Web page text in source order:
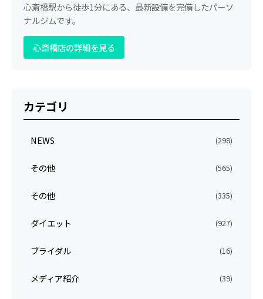
心斎橋駅から徒歩1分にある、最新設備を完備したパーソ
ナルジムです。
心斎橋店の詳細を見る
カテゴリ
NEWS (298)
その他 (565)
その他 (335)
ダイエット (927)
ブライダル (16)
メディア紹介 (39)